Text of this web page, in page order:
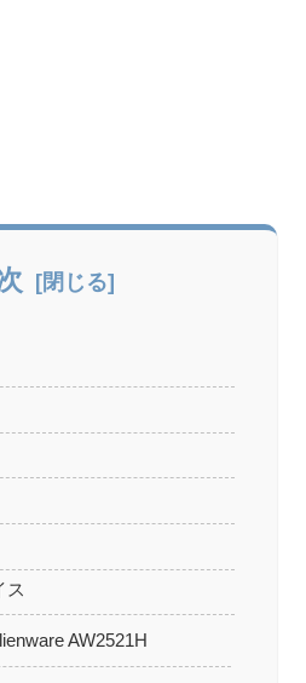
ス
AW2521H